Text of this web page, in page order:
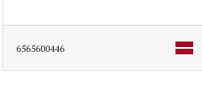
6565600446